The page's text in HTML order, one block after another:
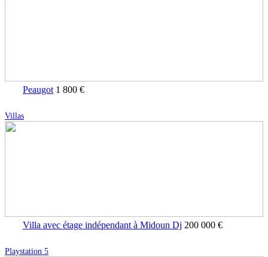
Peaugot 1 800 €
Villas
Villa avec étage indépendant à Midoun Dj 200 000 €
Playstation 5